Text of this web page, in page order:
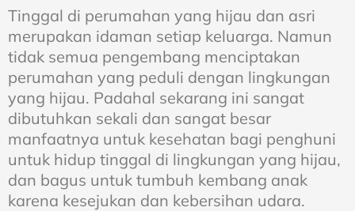
Tinggal di perumahan yang hijau dan asri
merupakan idaman setiap keluarga. Namun
tidak semua pengembang menciptakan
perumahan yang peduli dengan lingkungan
yang hijau. Padahal sekarang ini sangat
dibutuhkan sekali dan sangat besar
manfaatnya untuk kesehatan bagi penghuni
untuk hidup tinggal di lingkungan yang hijau,
dan bagus untuk tumbuh kembang anak
karena kesejukan dan kebersihan udara.